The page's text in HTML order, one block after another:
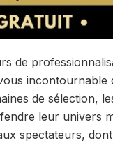
de
incontournable
de sélection,
leur univers
spectateurs,